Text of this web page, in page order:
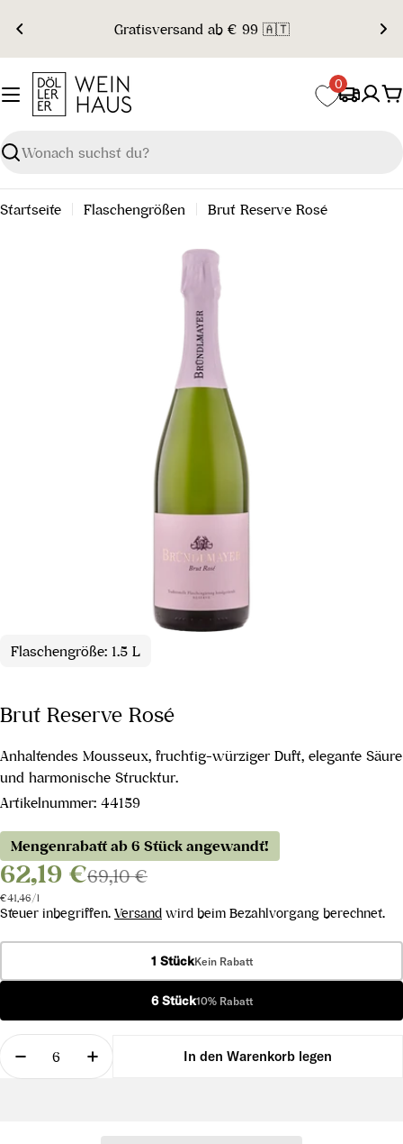
Inhalt
springen
Gratisversand ab € 99 🇦🇹
Suchen
0
Startseite Flaschengrößen Brut Reserve Rosé
Flaschengröße: 1.5 L
Brut Reserve Rosé
Anhaltendes Mousseux, fruchtig-würziger Duft, elegante Säure
und harmonische Strucktur.
Artikelnummer: 44159
Mengenrabatt ab 6 Stück angewandt!
62,19 €69,10 €
Stückpreis
€41,46/pro
l
Steuer inbegriffen. Versand wird beim Bezahlvorgang berechnet.
1 StückKein Rabatt
6 Stück10% Rabatt
Menge
Menge für Brut Reserve Rosé verringern
Menge für Brut Reserve Rosé erhöhen
In den Warenkorb legen